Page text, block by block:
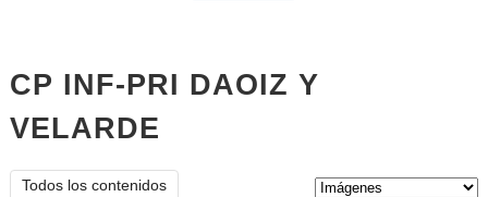
CP INF-PRI DAOIZ Y
VELARDE
Todos los contenidos